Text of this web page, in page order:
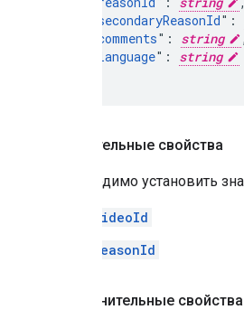
secondaryReasonId":
comments": string
,
language": string
Обязательные свойства
Необходимо установить
videoId
reasonId
Дополнительные свойства